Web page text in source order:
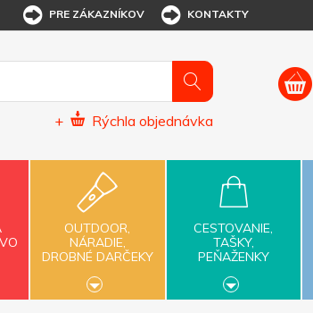
PRE ZÁKAZNÍKOV KONTAKTY
+ Rýchla objednávka
OUTDOOR,
NÁRADIE,
DROBNÉ DARČEKY
CESTOVANIE,
TAŠKY,
PEŇAŽENKY